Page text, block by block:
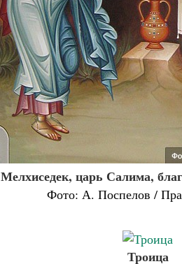
Мелхиседек, царь Салима,
Фото: А. Поспелов /
Троица